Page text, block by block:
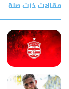
مقالات ذات صلة